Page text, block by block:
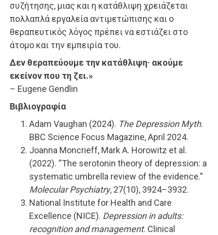
συζήτησης, μιας και η κατάθλιψη χρειάζεται
πολλαπλά εργαλεία αντιμετώπισης και ο
θεραπευτικός λόγος πρέπει να εστιάζει στο
άτομο και την εμπειρία του.
Δεν θεραπεύουμε την κατάθλιψη· ακούμε
εκείνον που τη ζει.»
– Eugene Gendlin
Βιβλιογραφία
Adam Vaughan (2024). The Depression Myth.
BBC Science Focus Magazine, April 2024.
Joanna Moncrieff, Mark A. Horowitz et al.
(2022). “The serotonin theory of depression: a
systematic umbrella review of the evidence.”
Molecular Psychiatry, 27(10), 3924–3932.
National Institute for Health and Care
Excellence (NICE). Depression in adults:
recognition and management. Clinical